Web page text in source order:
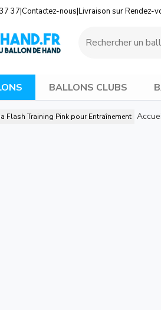
37|Contactez-nous|Livraison sur Rendez-
BALLONS CLUBS
Flash Training Pink pour Entraînement